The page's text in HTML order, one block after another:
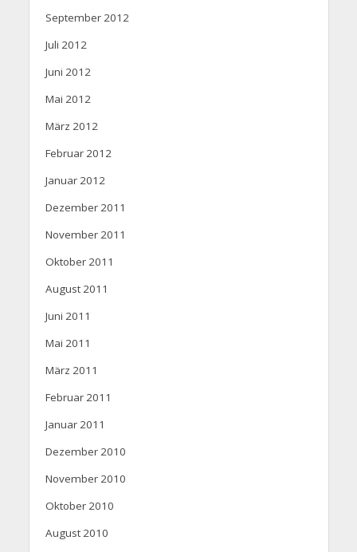
September 2012
Juli 2012
Juni 2012
Mai 2012
März 2012
Februar 2012
Januar 2012
Dezember 2011
November 2011
Oktober 2011
August 2011
Juni 2011
Mai 2011
März 2011
Februar 2011
Januar 2011
Dezember 2010
November 2010
Oktober 2010
August 2010